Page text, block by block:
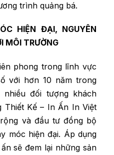
trình quảng bá.
HIỆN ĐẠI, NGUYÊN
MÔI TRƯỜNG
phong trong lĩnh vực
với hơn 10 năm trong
đối tượng khách
Thiết Kế – In Ấn In Việt
và đầu tư đồng bộ
móc hiện đại. Áp dụng
sẽ đem lại những sản